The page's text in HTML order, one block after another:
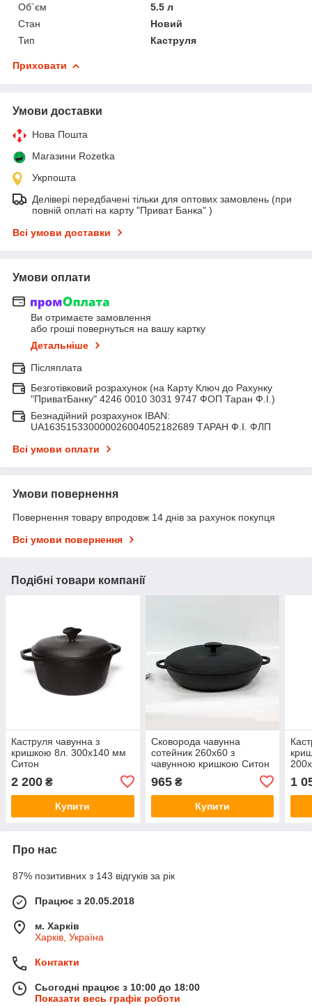
Об`єм
5.5 л
Стан
Новий
Тип
Каструля
Приховати
Умови доставки
Нова Пошта
Магазини Rozetka
Укрпошта
Делівері передбачені тільки для оптових замовлень (при
повній оплаті на карту "Приват Банка" )
Всі умови доставки
Умови оплати
Ви отримаєте замовлення
або гроші повернуться на вашу картку
Детальніше
Післяплата
Безготівковий розрахунок (на Карту Ключ до Рахунку
"ПриватБанку" 4246 0010 3031 9747 ФОП Таран Ф.І.)
Безнадійний розрахунок IBAN:
UA163515330000026004052182689 ТАРАН Ф.І. ФЛП
Всі умови оплати
Умови повернення
Повернення товару впродовж 14 днів за рахунок покупця
Всі умови повернення
Подібні товари компанії
Каструля чавунна з
кришкою 8л. 300х140 мм
Ситон
2 200 ₴
Купити
Сковорода чавунна
сотейник 260х60 з
чавунною кришкою Ситон
965₴
Купити
1
Про нас
87% позитивних з 143 відгуків за рік
Працює з 20.05.2018
м. Харків
Харків, Україна
Контакти
Сьогодні працює з 10:00 до 18:00
Показати весь графік роботи